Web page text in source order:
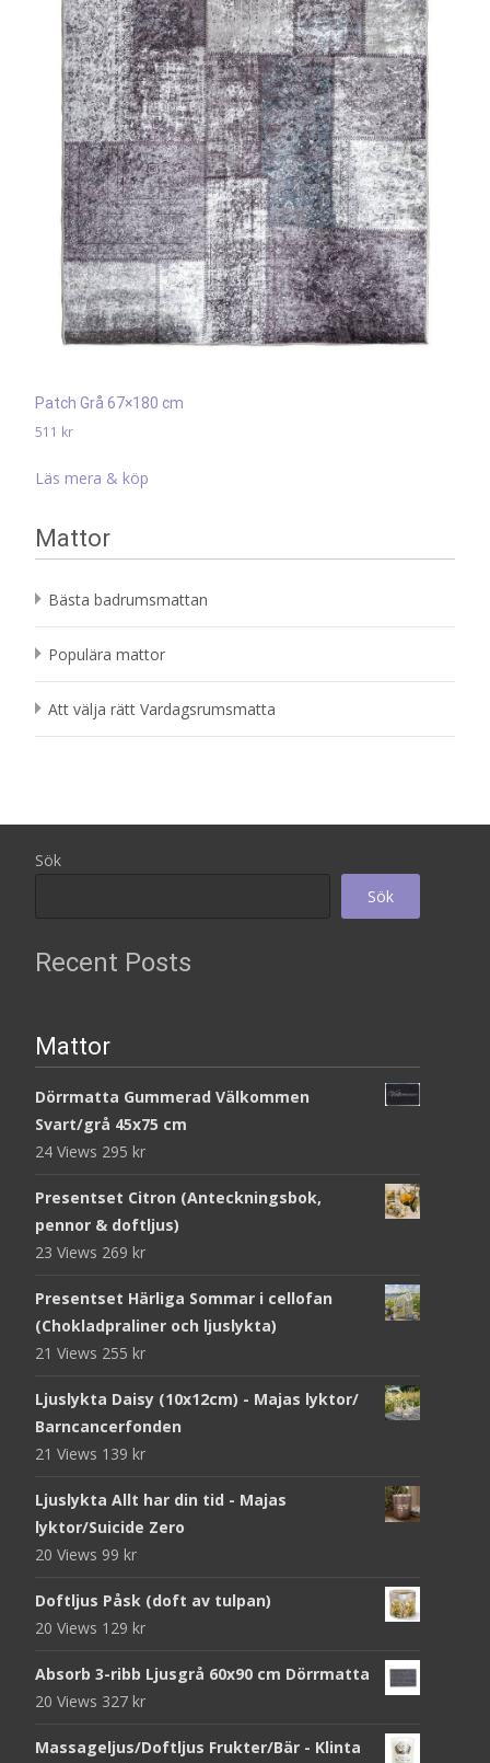
Patch Grå 67×180 cm
511 kr
Läs mera & köp
Mattor
Bästa badrumsmattan
Populära mattor
Att välja rätt Vardagsrumsmatta
Sök
Sök
Recent Posts
Mattor
Dörrmatta Gummerad Välkommen
Svart/grå 45x75 cm
24 Views 295 kr
Presentset Citron (Anteckningsbok,
pennor & doftljus)
23 Views 269 kr
Presentset Härliga Sommar i cellofan
(Chokladpraliner och ljuslykta)
21 Views 255 kr
Ljuslykta Daisy (10x12cm) - Majas lyktor/
Barncancerfonden
21 Views 139 kr
Ljuslykta Allt har din tid - Majas
lyktor/Suicide Zero
20 Views 99 kr
Doftljus Påsk (doft av tulpan)
20 Views 129 kr
Absorb 3-ribb Ljusgrå 60x90 cm Dörrmatta
20 Views 327 kr
Massageljus/Doftljus Frukter/Bär - Klinta